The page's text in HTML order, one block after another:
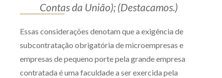
Contas da União); (Destacamos.)
Essas considerações denotam que a exigência de
subcontratação obrigatória de microempresas e
empresas de pequeno porte pela grande empresa
contratada é uma faculdade a ser exercida pela